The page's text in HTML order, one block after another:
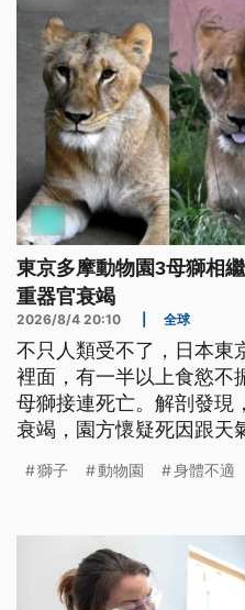
東京多摩動物園3母獅相
重器官衰竭
2026/8/4 20:10 全球
不只人類受不了，日本東
裡面，有一半以上食慾不
母獅接連死亡。解剖發現
衰竭，園方懷疑死因跟天
獅子 動物園 身體不適